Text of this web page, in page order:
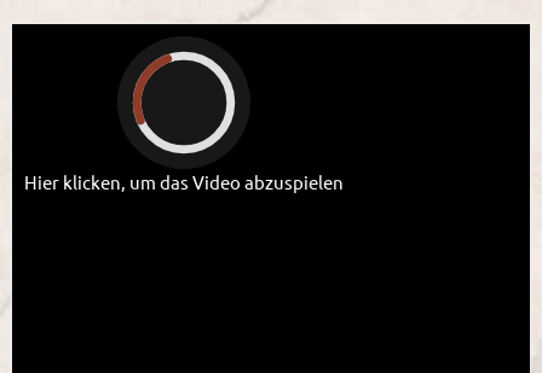
Hier klicken, um das Video abzuspielen